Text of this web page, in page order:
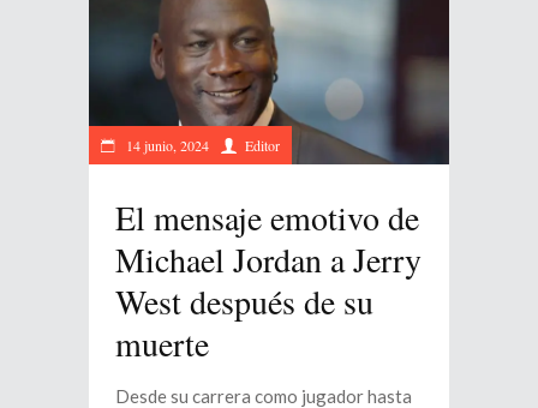
14 junio, 2024 Editor
El mensaje emotivo de
Michael Jordan a Jerry
West después de su
muerte
Desde su carrera como jugador hasta